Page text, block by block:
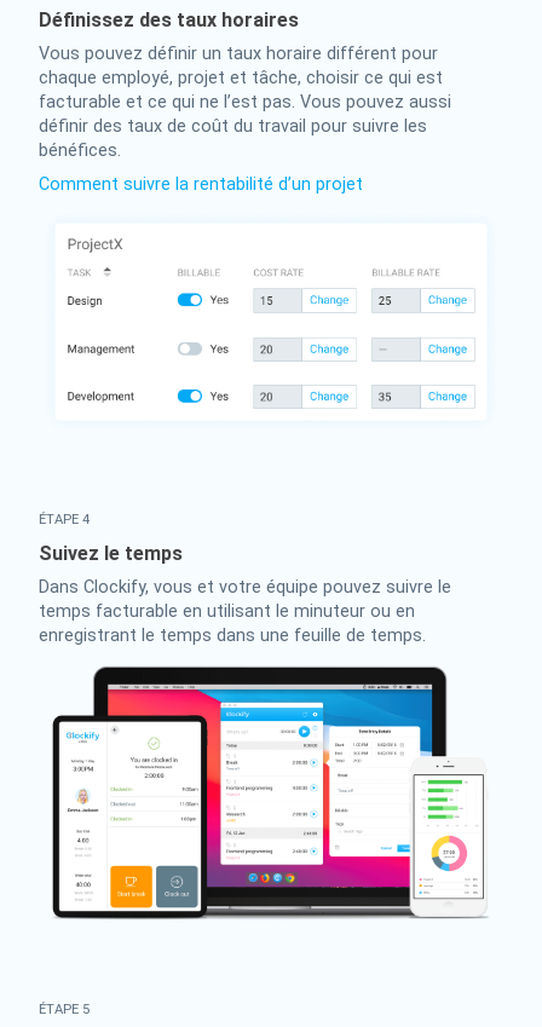
Définissez des taux horaires
Vous pouvez définir un taux horaire différent pour
chaque employé, projet et tâche, choisir ce qui est
facturable et ce qui ne l’est pas. Vous pouvez aussi
définir des taux de coût du travail pour suivre les
bénéfices.
Comment suivre la rentabilité d’un projet
ÉTAPE 4
Suivez le temps
Dans Clockify, vous et votre équipe pouvez suivre le
temps facturable en utilisant le minuteur ou en
enregistrant le temps dans une feuille de temps.
ÉTAPE 5